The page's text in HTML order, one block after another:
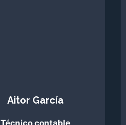
Aitor García